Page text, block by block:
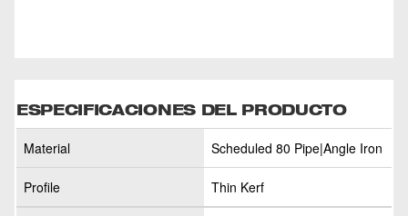
ESPECIFICACIONES DEL PRODUCTO
Material Scheduled 80 Pipe|Angle Iron
Profile Thin Kerf